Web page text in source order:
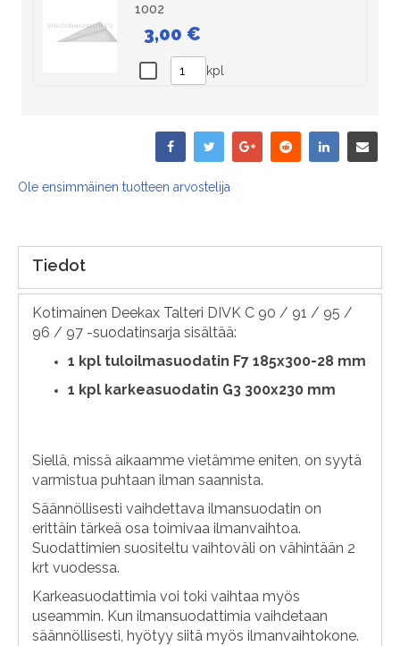
1002
3,00 €
kpl
Ole ensimmäinen tuotteen arvostelija
Tiedot
Kotimainen Deekax Talteri DIVK C 90 / 91 / 95 /
96 / 97 -suodatinsarja sisältää:
1 kpl tuloilmasuodatin F7 185x300-28 mm
1 kpl karkeasuodatin G3 300x230 mm
Siellä, missä aikaamme vietämme eniten, on syytä
varmistua puhtaan ilman saannista.
Säännöllisesti vaihdettava ilmansuodatin on
erittäin tärkeä osa toimivaa ilmanvaihtoa.
Suodattimien suositeltu vaihtoväli on vähintään 2
krt vuodessa.
Karkeasuodattimia voi toki vaihtaa myös
useammin. Kun ilmansuodattimia vaihdetaan
säännöllisesti, hyötyy siitä myös ilmanvaihtokone.